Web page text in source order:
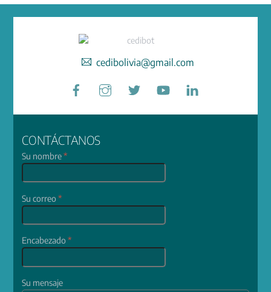
cedibolivia@gmail.com
Facebook
CONTÁCTANOS
Su nombre*
Su correo*
Encabezado*
Su mensaje